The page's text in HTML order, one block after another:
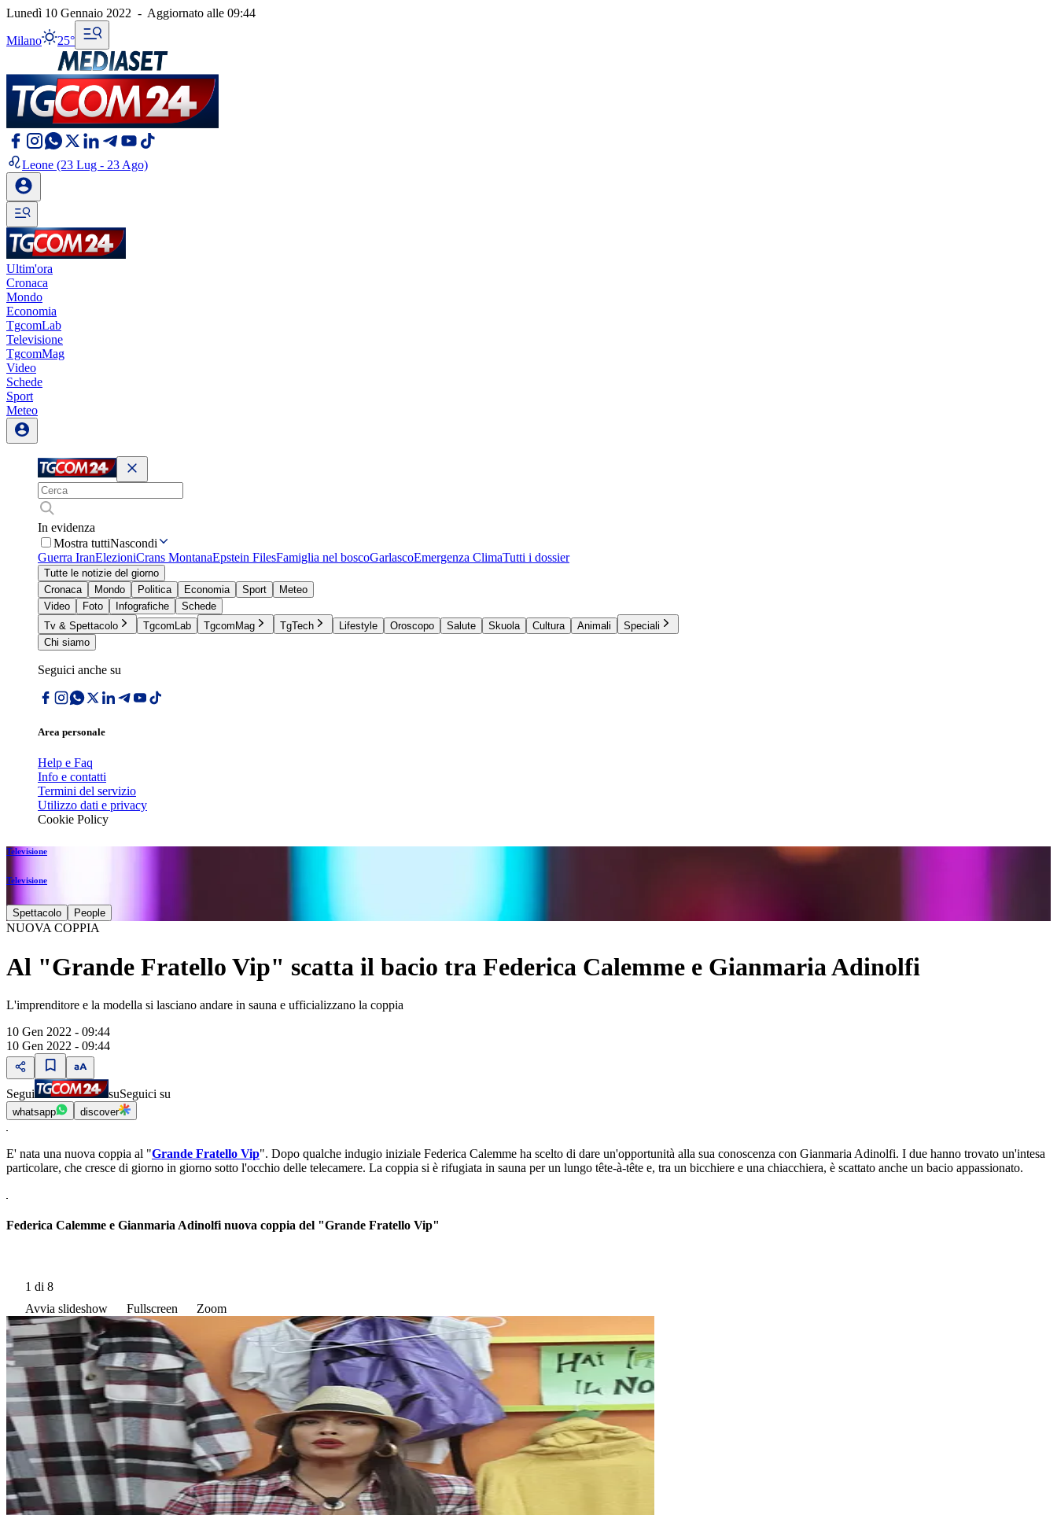
Lunedì 10 Gennaio 2022 - Aggiornato alle 09:44
Milano 25°
Leone (23 Lug - 23 Ago)
Ultim'ora
Cronaca
Mondo
Economia
TgcomLab
Televisione
TgcomMag
Video
Schede
Sport
Meteo
In evidenza
Mostra tuttiNascondi
Guerra IranElezioniCrans MontanaEpstein FilesFamiglia nel boscoGarlascoEmergenza ClimaTutti i dossier
Tutte le notizie del giorno
Cronaca
Mondo Politica Economia Sport
Meteo
Video
Foto Infografiche
Schede
Tv & Spettacolo
TgcomLab TgcomMag TgTech Lifestyle Oroscopo Salute Skuola Cultura Animali
Speciali
Chi siamo
Seguici anche su
Area personale
Help e Faq
Info e contatti
Termini del servizio
Utilizzo dati e privacy
Cookie Policy
Televisione
Televisione
Spettacolo People
NUOVA COPPIA
Al "Grande Fratello Vip" scatta il bacio tra Federica Calemme e Gianmaria Adinolfi
L'imprenditore e la modella si lasciano andare in sauna e ufficializzano la coppia
10 Gen 2022 - 09:44
10 Gen 2022 - 09:44
Segui suSeguici su
whatsapp discover
E' nata una nuova coppia al "Grande Fratello Vip". Dopo qualche indugio iniziale Federica Calemme ha scelto di dare un'opportunità alla sua conoscenza con Gianmaria Adinolfi. I due hanno trovato un'intesa
particolare, che cresce di giorno in giorno sotto l'occhio delle telecamere. La coppia si è rifugiata in sauna per un lungo tête-à-tête e, tra un bicchiere e una chiacchiera, è scattato anche un bacio appassionato.
Federica Calemme e Gianmaria Adinolfi nuova coppia del "Grande Fratello Vip"
1 di 8
Avvia slideshow
Fullscreen Zoom